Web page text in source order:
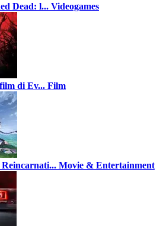
Dead: l... Videogames
di Ev... Film
Reincarnati... Movie & Entertainment